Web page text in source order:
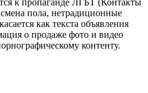
пола, нетрадиционные
как текста объявления
о продаже фото и видео
контенту.